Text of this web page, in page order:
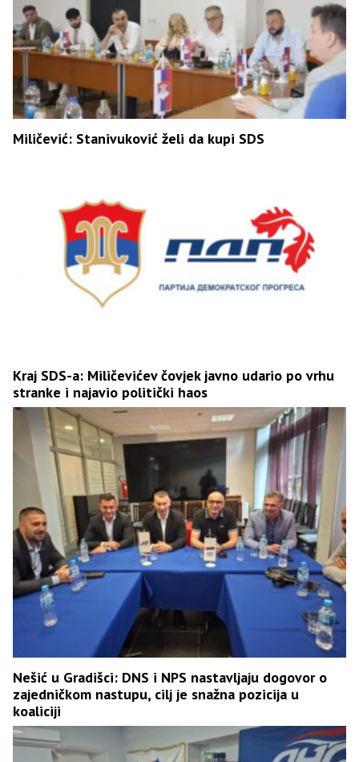
Miličević: Stanivuković želi da kupi SDS
Kraj SDS-a: Miličevićev čovjek javno udario po vrhu
stranke i najavio politički haos
Nešić u Gradišci: DNS i NPS nastavljaju dogovor o
zajedničkom nastupu, cilj je snažna pozicija u
koaliciji